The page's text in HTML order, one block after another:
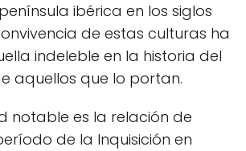
ibérica en los siglos
de estas culturas ha
indeleble en la historia del
aquellos que lo portan.
notable es la relación de
de la Inquisición en